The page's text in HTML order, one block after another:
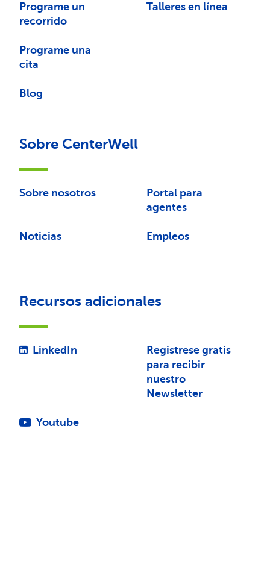
Programe un
recorrido
Programe una
cita
Blog
Talleres en línea
Sobre CenterWell
Sobre nosotros
Noticias
Portal para
agentes
Empleos
Recursos adicionales
LinkedIn
Youtube
Registrese gratis
para recibir
nuestro
Newsletter